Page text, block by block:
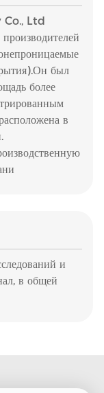
Ltd
был
более
в
и
в общей